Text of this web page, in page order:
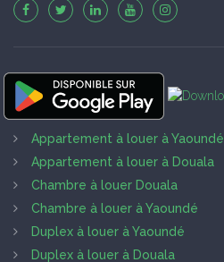
Appartement à louer à Yaoundé
Appartement à louer à Douala
Chambre à louer Douala
Chambre à louer à Yaoundé
Duplex à louer à Yaoundé
Duplex à louer à Douala